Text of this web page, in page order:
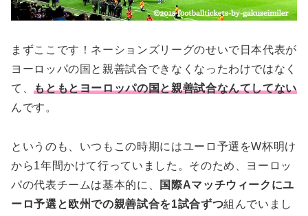
まずここです！ネーションズリーグのせいで日本代表が
ヨーロッパの国と親善試合できなくなったわけではなく
て、もともとヨーロッパの国と親善試合なんてしてない
んです。
というのも、いつもこの時期にはユーロ予選をW杯明け
から1年間かけて行っていました。そのため、ヨーロッ
パの代表チームは基本的に、
国際Aマッチウィークにユ
ーロ予選と欧州での親善試合を1試合ずつ組んでいまし